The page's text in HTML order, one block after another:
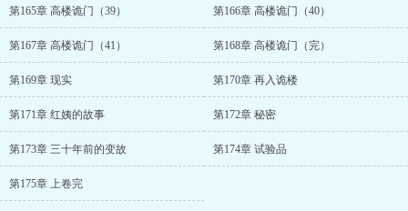
第165章 高楼诡门（39） 第166章 高楼诡门（40）
第167章 高楼诡门（41） 第168章 高楼诡门（完）
第169章 现实 第170章 再入诡楼
第171章 红姨的故事 第172章 秘密
第173章 三十年前的变故 第174章 试验品
第175章 上卷完